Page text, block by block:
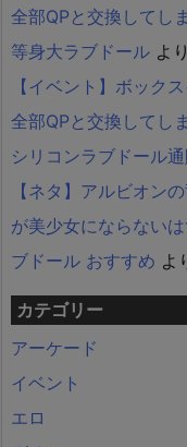
全部QPと交換してし
等身大ラブドール より
【イベント】ボック
全部QPと交換してし
シリコンラブドール通
【ネタ】アルビオン
が美少女にならない
ブドール おすすめ よ
カテゴリー
アーケード
イベント
エロ